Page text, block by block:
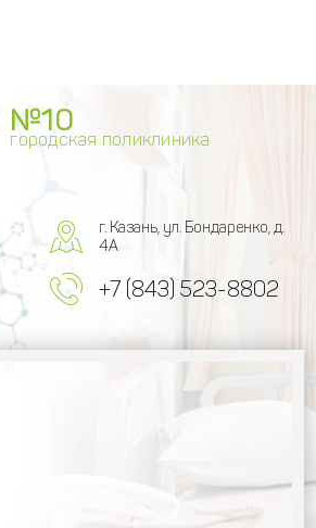
№10
городская поликлиника
г. Казань, ул. Бондаренко, д.
4А
+7 (843) 523-8802